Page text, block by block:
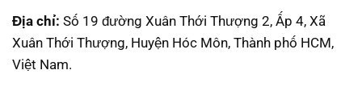
Địa chỉ: Số 19 đường Xuân Thới Thượng 2, Ấp 4, Xã
Xuân Thới Thượng, Huyện Hóc Môn, Thành phố HCM,
Việt Nam.